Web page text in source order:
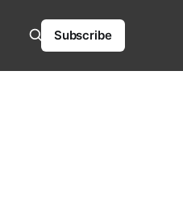
Subscribe